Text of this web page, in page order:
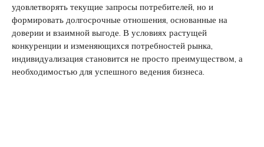
удовлетворять текущие запросы потребителей, но и
формировать долгосрочные отношения, основанные на
доверии и взаимной выгоде. В условиях растущей
конкуренции и изменяющихся потребностей рынка,
индивидуализация становится не просто преимуществом, а
необходимостью для успешного ведения бизнеса.